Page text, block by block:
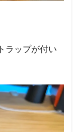
ラップが付い